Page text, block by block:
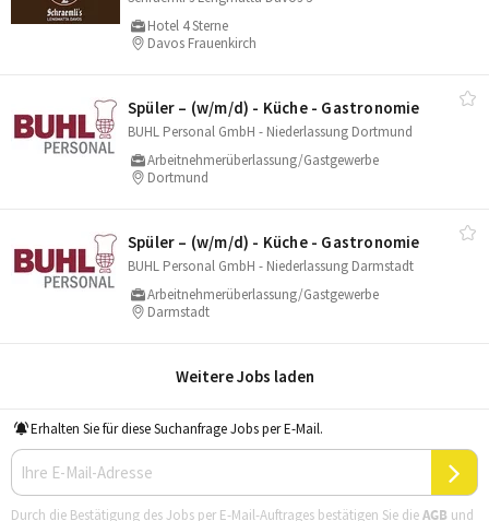
Hotel 4 Sterne
Davos Frauenkirch
Spüler – (w/​m/​d) - Küche - Gastronomie
BUHL Personal GmbH - Niederlassung Dortmund
Arbeitnehmerüberlassung/Gastgewerbe
Dortmund
Spüler – (w/​m/​d) - Küche - Gastronomie
BUHL Personal GmbH - Niederlassung Darmstadt
Arbeitnehmerüberlassung/Gastgewerbe
Darmstadt
Weitere Jobs laden
Erhalten Sie für diese Suchanfrage Jobs per E-Mail.
Durch die Bestätigung des Jobs per E-Mail-Auftrages bestätigen Sie dieAGB und